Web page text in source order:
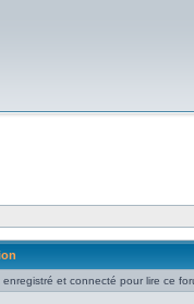
et connecté pour lire ce